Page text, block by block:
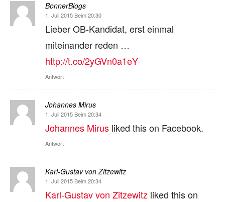
BonnerBlogs
1. Juli 2015 Beim 20:30
Lieber OB-Kandidat, erst einmal
miteinander reden …
http://t.co/2yGVn0a1eY
Antwort
Johannes Mirus
1. Juli 2015 Beim 20:34
Johannes Mirus liked this on Facebook.
Antwort
Karl-Gustav von Zitzewitz
1. Juli 2015 Beim 20:34
Karl-Gustav von Zitzewitz liked this on